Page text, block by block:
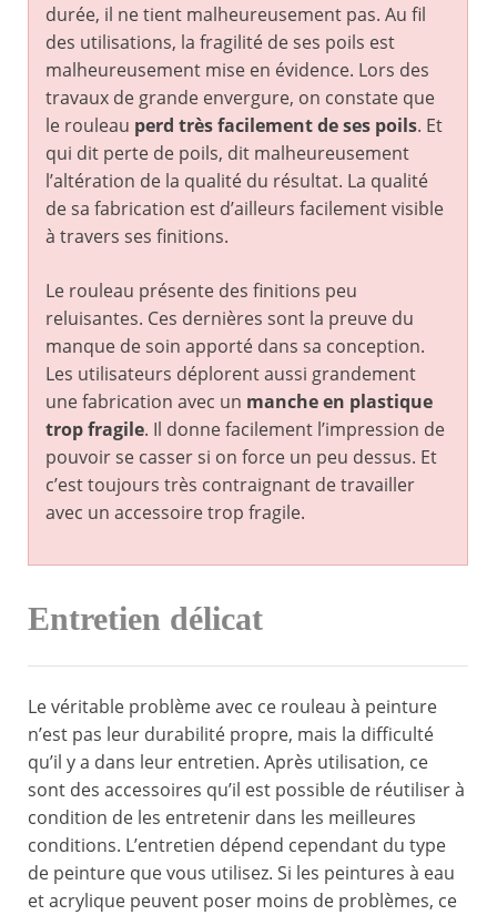
durée, il ne tient malheureusement pas. Au fil
des utilisations, la fragilité de ses poils est
malheureusement mise en évidence. Lors des
travaux de grande envergure, on constate que
le rouleau perd très facilement de ses poils. Et
qui dit perte de poils, dit malheureusement
l’altération de la qualité du résultat. La qualité
de sa fabrication est d’ailleurs facilement visible
à travers ses finitions.
Le rouleau présente des finitions peu
reluisantes. Ces dernières sont la preuve du
manque de soin apporté dans sa conception.
Les utilisateurs déplorent aussi grandement
une fabrication avec un manche en plastique
trop fragile. Il donne facilement l’impression de
pouvoir se casser si on force un peu dessus. Et
c’est toujours très contraignant de travailler
avec un accessoire trop fragile.
Entretien délicat
Le véritable problème avec ce rouleau à peinture
n’est pas leur durabilité propre, mais la difficulté
qu’il y a dans leur entretien. Après utilisation, ce
sont des accessoires qu’il est possible de réutiliser à
condition de les entretenir dans les meilleures
conditions. L’entretien dépend cependant du type
de peinture que vous utilisez. Si les peintures à eau
et acrylique peuvent poser moins de problèmes, ce